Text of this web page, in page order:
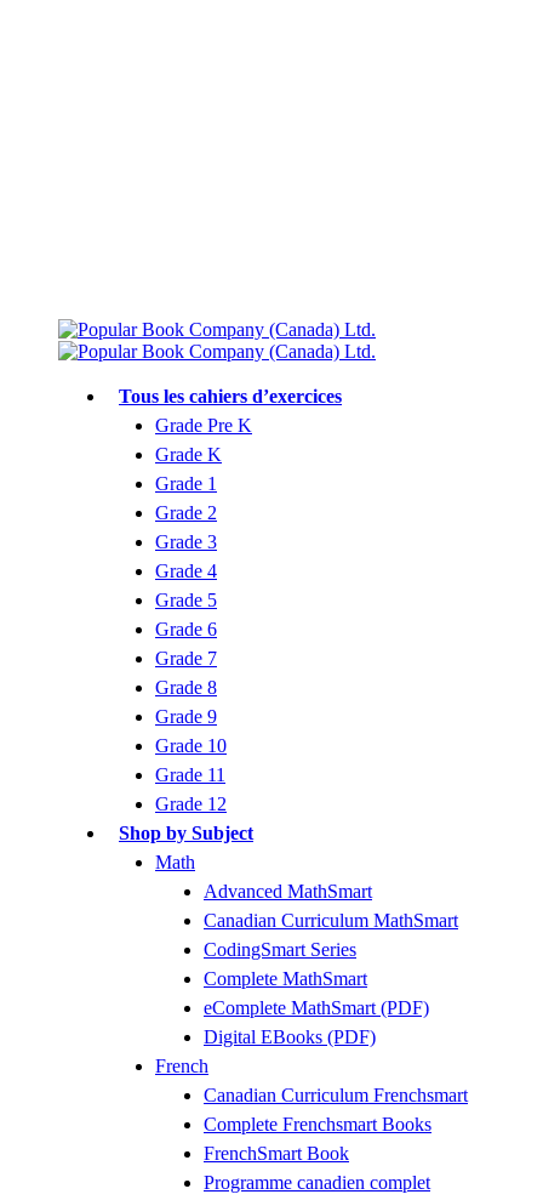
Tous les cahiers d’exercices
Grade Pre K
Grade K
Grade 1
Grade 2
Grade 3
Grade 4
Grade 5
Grade 6
Grade 7
Grade 8
Grade 9
Grade 10
Grade 11
Grade 12
Shop by Subject
Math
Advanced MathSmart
Canadian Curriculum MathSmart
CodingSmart Series
Complete MathSmart
eComplete MathSmart (PDF)
Digital EBooks (PDF)
French
Canadian Curriculum Frenchsmart
Complete Frenchsmart Books
FrenchSmart Book
Programme canadien complet